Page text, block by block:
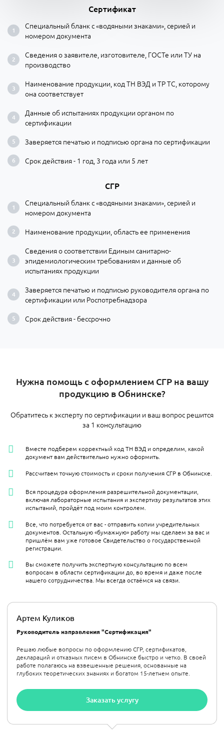
Сертификат
Специальный бланк с «водяными знаками», серией и
номером документа
Сведения о заявителе, изготовителе, ГОСТе или ТУ на
производство
Наименование продукции, код ТН ВЭД и ТР ТС, которому
она соответствует
Данные об испытаниях продукции органом по
сертификации
Заверяется печатью и подписью органа по сертификации
Срок действия - 1 год, 3 года или 5 лет
СГР
Специальный бланк с «водяными знаками», серией и
номером документа
Наименование продукции, область ее применения
Сведения о соответствии Единым санитарно-
эпидемиологическим требованиям и данные об
испытаниях продукции
Заверяется печатью и подписью руководителя органа по
сертификации или Роспотребнадзора
Срок действия - бессрочно
Нужна помощь с оформлением СГР на вашу
продукцию в Обнинске?
Обратитесь к эксперту по сертификации и ваш вопрос решится
за 1 консультацию
Артем Куликов
Руководитель направления "Сертификация"
Решаю любые вопросы по оформлению СГР, сертификатов,
деклараций и отказных писем в Обнинске быстро и четко. В своей
работе полагаюсь на взвешенные решения, основанные на
глубоких теоретических знаниях и богатом 15-летнем опыте.
Заказать услугу
Вместе подберем корректный код ТН ВЭД и определим, какой
документ вам действительно нужно оформить.
Рассчитаем точную стоимость и сроки получения СГР в Обнинске.
Вся процедура оформления разрешительной документации,
включая лабораторные испытания и экспертизу результатов этих
испытаний, пройдёт под моим контролем.
Все, что потребуется от вас - отправить копии учредительных
документов. Остальную «бумажную» работу мы сделаем за вас и
пришлём вам уже готовое Свидетельство о государственной
регистрации.
Вы сможете получить экспертную консультацию по всем
вопросам в области сертификации до, во время и даже после
нашего сотрудничества. Мы всегда остаёмся на связи.